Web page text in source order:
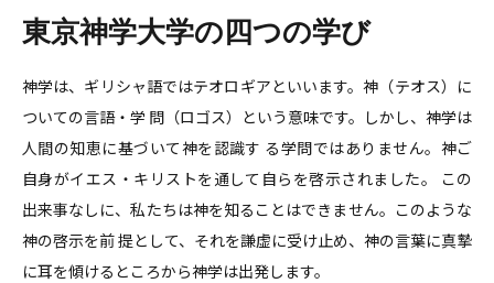
東京神学大学の四つの学び
神学は、ギリシャ語ではテオロギアといいます。神（テオス）に
ついての言語・学 問（ロゴス）という意味です。しかし、神学は
人間の知恵に基づいて神を認識す る学問ではありません。神ご
自身がイエス・キリストを通して自らを啓示されました。 この
出来事なしに、私たちは神を知ることはできません。このような
神の啓示を前 提として、それを謙虚に受け止め、神の言葉に真摯
に耳を傾けるところから神学は出発します。